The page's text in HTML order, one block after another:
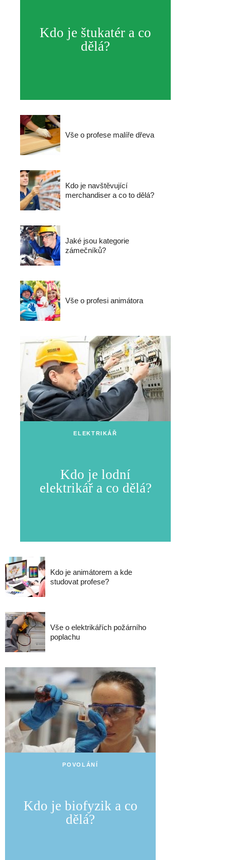
Kdo je štukatér a co
dělá?
Vše o profese malíře dřeva
Kdo je navštěvující
merchandiser a co to dělá?
Jaké jsou kategorie
zámečníků?
Vše o profesi animátora
ELEKTRIKÁŘ
Kdo je lodní
elektrikář a co dělá?
Kdo je animátorem a kde
studovat profese?
Vše o elektrikářích požárního
poplachu
POVOLÁNÍ
Kdo je biofyzik a co
dělá?